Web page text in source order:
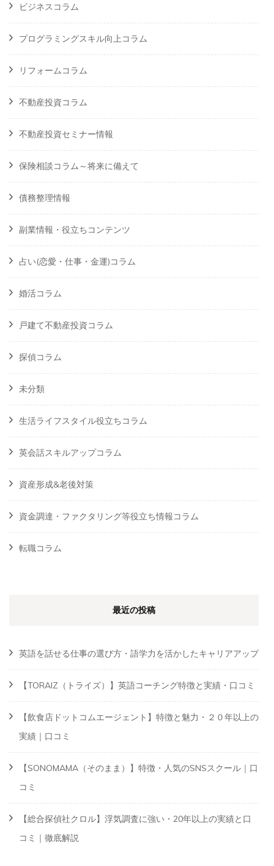
ビジネスコラム
プログラミングスキル向上コラム
リフォームコラム
不動産投資コラム
不動産投資セミナー情報
保険相談コラム～将来に備えて
債務整理情報
副業情報・役立ちコンテンツ
占い(恋愛・仕事・金運)コラム
婚活コラム
戸建て不動産投資コラム
探偵コラム
未分類
生活ライフスタイル役立ちコラム
英会話スキルアップコラム
資産形成&老後対策
資金調達・ファクタリング等役立ち情報コラム
転職コラム
最近の投稿
英語を話せる仕事の選び方・語学力を活かしたキャリアアップ
【TORAIZ（トライズ）】英語コーチング特徴と実績・口コミ
【飲食店ドットコムエージェント】特徴と魅力・２０年以上の
実績｜口コミ
【SONOMAMA（そのまま）】特徴・人気のSNSスクール｜口
コミ
【総合探偵社クロル】浮気調査に強い・20年以上の実績と口
コミ｜徹底解説